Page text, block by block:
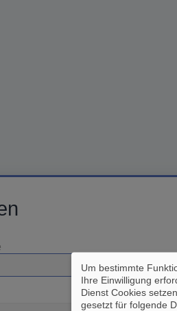
Um bestimmte
Ihre Einwilligung
Dienst Cookies
gesetzt für folgende